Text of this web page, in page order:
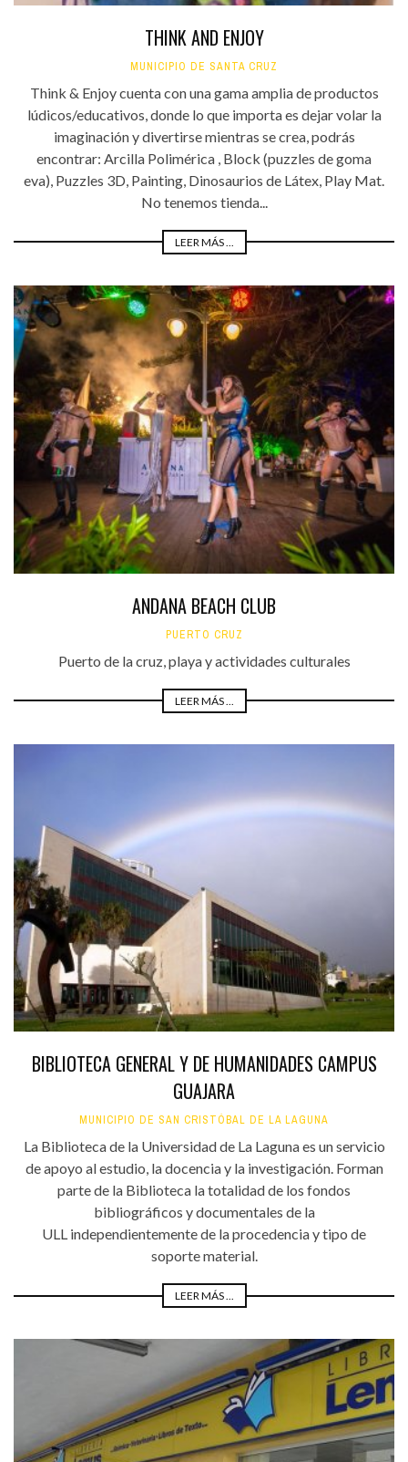
THINK AND ENJOY
MUNICIPIO DE SANTA CRUZ
Think & Enjoy cuenta con una gama amplia de productos
lúdicos/educativos, donde lo que importa es dejar volar la
imaginación y divertirse mientras se crea, podrás
encontrar: Arcilla Polimérica , Block (puzzles de goma
eva), Puzzles 3D, Painting, Dinosaurios de Látex, Play Mat.
No tenemos tienda...
LEER MÁS ...
ANDANA BEACH CLUB
PUERTO CRUZ
Puerto de la cruz, playa y actividades culturales
LEER MÁS ...
BIBLIOTECA GENERAL Y DE HUMANIDADES CAMPUS
GUAJARA
MUNICIPIO DE SAN CRISTÓBAL DE LA LAGUNA
La Biblioteca de la Universidad de La Laguna es un servicio
de apoyo al estudio, la docencia y la investigación. Forman
parte de la Biblioteca la totalidad de los fondos
bibliográficos y documentales de la
ULL independientemente de la procedencia y tipo de
soporte material.
LEER MÁS ...